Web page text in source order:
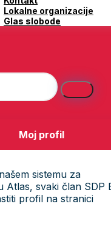
Lokalne organizacije
Glas slobode
Moj profil
sistemu za
Atlas, svaki član SDP
profil na stranici